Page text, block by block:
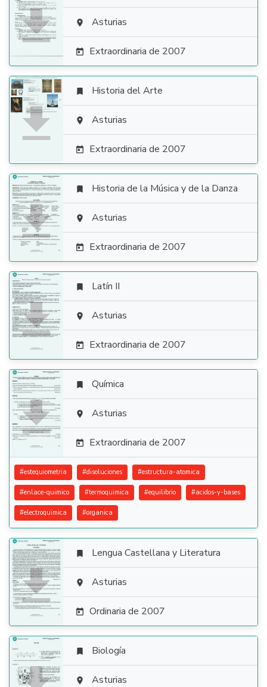
  Asturias
 Extraordinaria de 2007

 Historia del Arte
 Asturias
 Extraordinaria de 2007

 Historia de la Música y de la Danza
 Asturias
 Extraordinaria de 2007

 Latín II
 Asturias
 Extraordinaria de 2007

 Química
 Asturias
 Extraordinaria de 2007
#estequiometria #disoluciones #estructura-atomica
#enlace-quimico #termoquimica #equilibrio #acidos-y-bases
#electroquimica #organica

 Lengua Castellana y Literatura
 Asturias
 Ordinaria de 2007
 Biología
 Asturias